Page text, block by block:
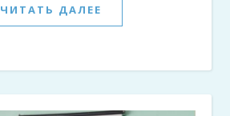
ЧИТАТЬ ДАЛЕЕ